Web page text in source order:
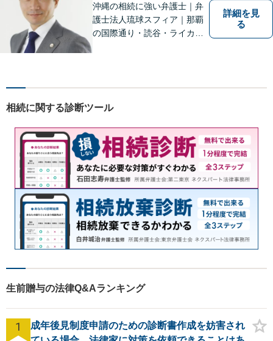
沖縄の相続に強い弁護士｜弁
護士法人琉球スフィア｜那覇
の国際通り・読谷・ライカム
を手掛けていきたいと思って
願いします。
詳細を見
る
相続に関する診断ツール
生前贈与の法律Q&Aランキング
1
成年後見制度申請のための診断書作成を妨害され